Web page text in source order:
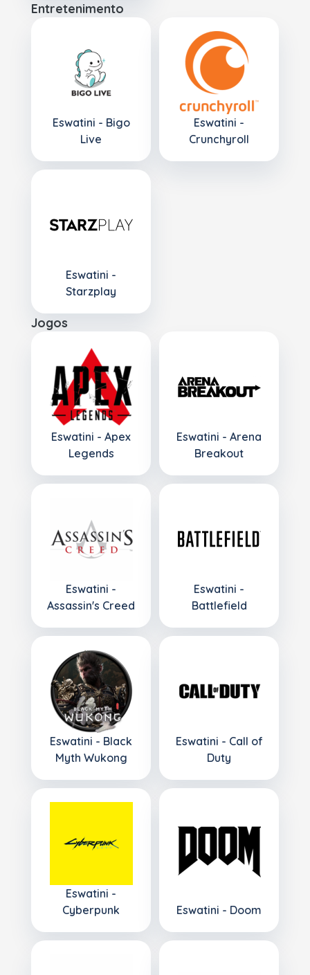
Entretenimento
Eswatini - Bigo
Live
Eswatini -
Crunchyroll
Eswatini -
Starzplay
Jogos
Eswatini - Apex
Legends
Eswatini - Arena
Breakout
Eswatini -
Assassin's Creed
Eswatini -
Battlefield
Eswatini - Black
Myth Wukong
Eswatini - Call of
Duty
Eswatini -
Cyberpunk
Eswatini - Doom